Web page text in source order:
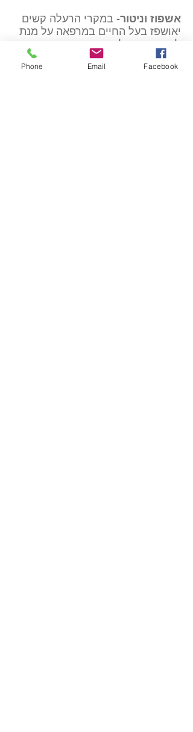
אשפוז וניטור- במקרי הרעלה קשים
יאושפז בעל החיים במרפאה על מנת
לאפשר טיפול וניטור צמוד.
לסיכום,
Phone Email Facebook